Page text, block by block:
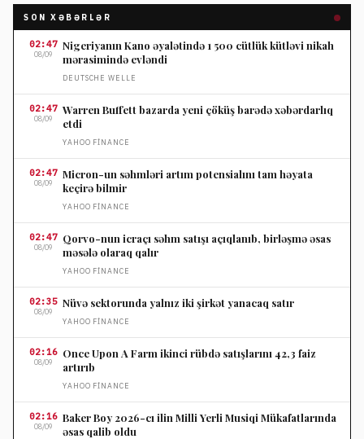
SON XƏBƏRLƏR
02:47
08/09
Nigeriyanın Kano əyalətində 1 500 cütlük kütləvi nikah
mərasimində evləndi
DEUTSCHE WELLE
02:47
08/09
Warren Buffett bazarda yeni çöküş barədə xəbərdarlıq
etdi
YAHOO FINANCE
02:47
08/09
Micron-un səhmləri artım potensialını tam həyata
keçirə bilmir
YAHOO FINANCE
02:47
08/09
Qorvo-nun icraçı səhm satışı açıqlanıb, birləşmə əsas
məsələ olaraq qalır
YAHOO FINANCE
02:35
08/09
Nüvə sektorunda yalnız iki şirkət yanacaq satır
YAHOO FINANCE
02:16
08/09
Once Upon A Farm ikinci rübdə satışlarını 42,3 faiz
artırıb
YAHOO FINANCE
02:16
08/09
Baker Boy 2026-cı ilin Milli Yerli Musiqi Mükafatlarında
əsas qalib oldu